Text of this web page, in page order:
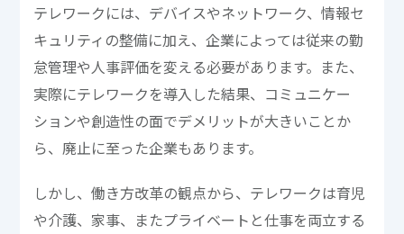
テレワークには、デバイスやネットワーク、情報セ
キュリティの整備に加え、企業によっては従来の勤
怠管理や人事評価を変える必要があります。また、
実際にテレワークを導入した結果、コミュニケー
ションや創造性の面でデメリットが大きいことか
ら、廃止に至った企業もあります。
しかし、働き方改革の観点から、テレワークは育児
や介護、家事、またプライベートと仕事を両立する